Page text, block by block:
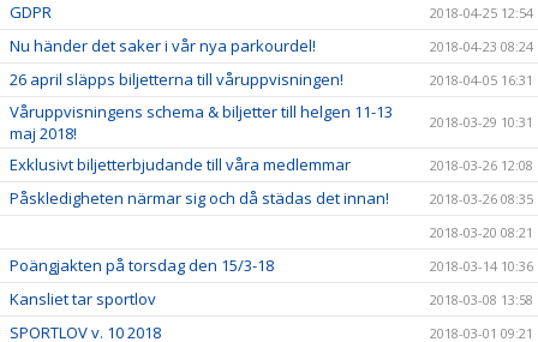
GDPR 2018-04-25 12:54
Nu händer det saker i vår nya parkourdel! 2018-04-23 08:24
26 april släpps biljetterna till våruppvisningen! 2018-04-05 16:31
Våruppvisningens schema & biljetter till helgen 11-13
maj 2018!
2018-03-29 10:31
Exklusivt biljetterbjudande till våra medlemmar 2018-03-26 12:08
Påskledigheten närmar sig och då städas det innan!
2018-03-26 08:35
2018-03-20 08:21
Poängjakten på torsdag den 15/3-18 2018-03-14 10:36
Kansliet tar sportlov 2018-03-08 13:58
SPORTLOV v. 10 2018 2018-03-01 09:21